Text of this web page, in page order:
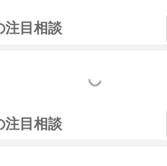
注目相談
もっと見る
注目相談